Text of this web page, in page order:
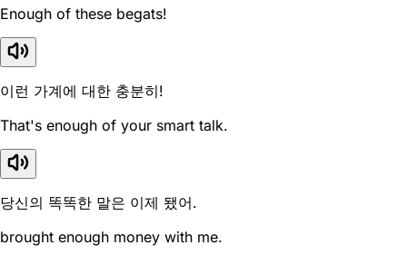
Enough of these begats!
이런 가계에 대한 충분히!
That's enough of your smart talk.
당신의 똑똑한 말은 이제 됐어.
brought enough money with me.